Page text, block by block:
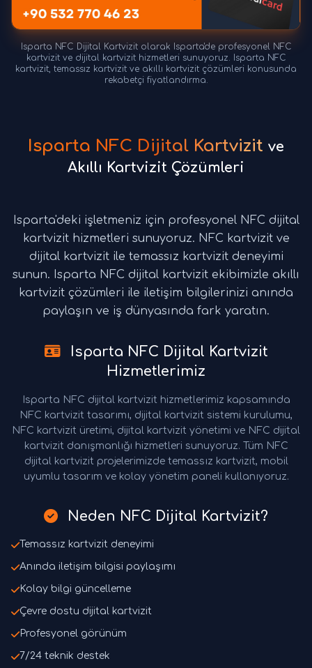
Isparta NFC Dijital Kartvizit olarak Isparta'de profesyonel NFC
kartvizit ve dijital kartvizit hizmetleri sunuyoruz. Isparta NFC
kartvizit, temassız kartvizit ve akıllı kartvizit çözümleri konusunda
rekabetçi fiyatlandırma.
Isparta NFC Dijital Kartvizit ve
Akıllı Kartvizit Çözümleri
Isparta'deki işletmeniz için profesyonel NFC dijital
kartvizit hizmetleri sunuyoruz. NFC kartvizit ve
dijital kartvizit ile temassız kartvizit deneyimi
sunun. Isparta NFC dijital kartvizit ekibimizle akıllı
kartvizit çözümleri ile iletişim bilgilerinizi anında
paylaşın ve iş dünyasında fark yaratın.
Isparta NFC Dijital Kartvizit
Hizmetlerimiz
Isparta NFC dijital kartvizit hizmetlerimiz kapsamında
NFC kartvizit tasarımı, dijital kartvizit sistemi kurulumu,
NFC kartvizit üretimi, dijital kartvizit yönetimi ve NFC dijital
kartvizit danışmanlığı hizmetleri sunuyoruz. Tüm NFC
dijital kartvizit projelerimizde temassız kartvizit, mobil
uyumlu tasarım ve kolay yönetim paneli kullanıyoruz.
Neden NFC Dijital Kartvizit?
Temassız kartvizit deneyimi
Anında iletişim bilgisi paylaşımı
Kolay bilgi güncelleme
Çevre dostu dijital kartvizit
Profesyonel görünüm
7/24 teknik destek